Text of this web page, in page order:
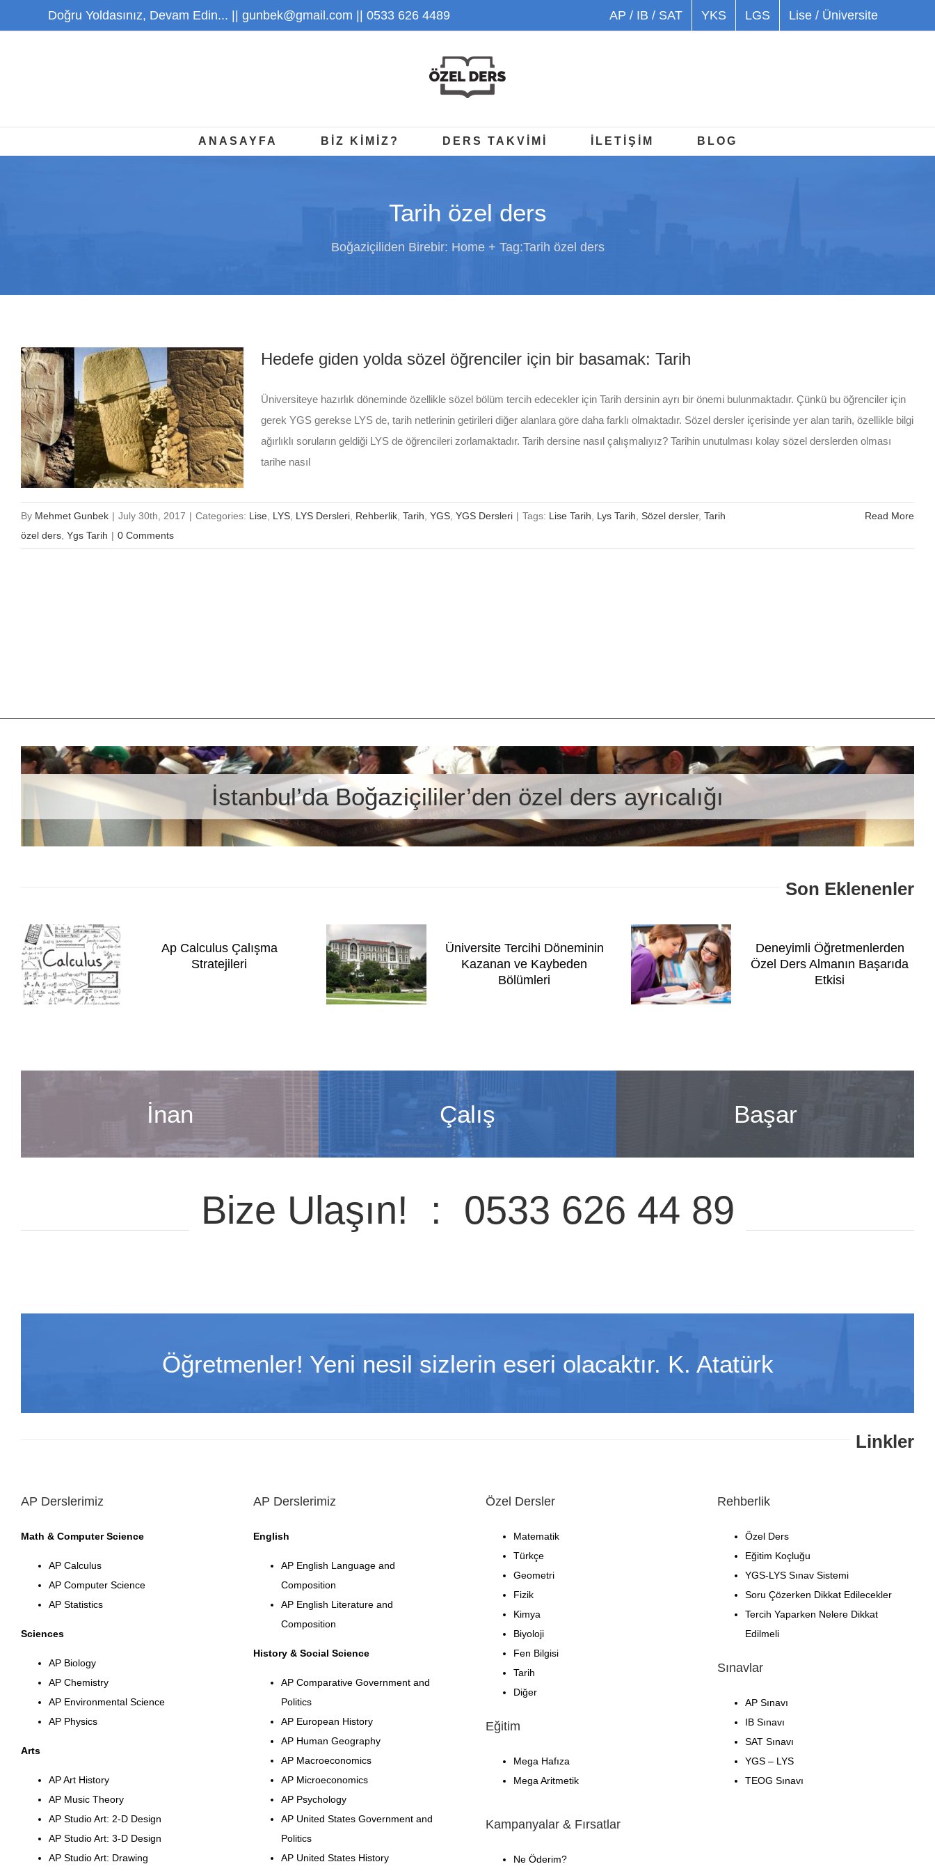
to
Doğru Yoldasınız, Devam Edin... || gunbek@gmail.com || 0533 626 4489 AP / IB / SAT YKS LGS Lise / Üniversite
ANASAYFA BİZ KİMİZ? DERS TAKVİMİ İLETİŞİM BLOG
Tarih özel ders
Boğaziçiliden Birebir: Home Tag:Tarih özel ders
Hedefe giden yolda sözel öğrenciler için bir basamak: Tarih
Üniversiteye hazırlık döneminde özellikle sözel bölüm tercih edecekler için Tarih dersinin ayrı bir önemi bulunmaktadır. Çünkü bu öğrenciler için
gerek YGS gerekse LYS de, tarih netlerinin getirileri diğer alanlara göre daha farklı olmaktadır. Sözel dersler içerisinde yer alan tarih, özellikle bilgi
ağırlıklı soruların geldiği LYS de öğrencileri zorlamaktadır. Tarih dersine nasıl çalışmalıyız? Tarihin unutulması kolay sözel derslerden olması
tarihe nasıl
By Mehmet Gunbek | July 30th, 2017 | Categories: Lise LYS LYS Dersleri Rehberlik Tarih YGS YGS Dersleri | Tags: Lise Tarih Lys Tarih Sözel dersler, Tarih
özel ders Ygs Tarih | 0 Comments
Read More
İstanbul’da Boğaziçililer’den özel ders ayrıcalığı
Son Eklenenler
Ap Calculus Çalışma
Stratejileri
Üniversite Tercihi Döneminin
Kazanan ve Kaybeden
Bölümleri
Deneyimli Öğretmenlerden
Özel Ders Almanın Başarıda
Etkisi
İnan Çalış Başar
Bize Ulaşın! : 0533 626 44 89
Öğretmenler! Yeni nesil sizlerin eseri olacaktır. K. Atatürk
Linkler
AP Derslerimiz
Math & Computer Science
AP Calculus
AP Computer Science
AP Statistics
Sciences
AP Biology
AP Chemistry
AP Environmental Science
AP Physics
Arts
AP Art History
AP Music Theory
AP Studio Art: 2-D Design
AP Studio Art: 3-D Design
AP Studio Art: Drawing
AP Derslerimiz
English
AP English Language and
Composition
AP English Literature and
Composition
History & Social Science
AP Comparative Government and
Politics
AP European History
AP Human Geography
AP Macroeconomics
AP Microeconomics
AP Psychology
AP United States Government and
Politics
AP United States History
Özel Dersler
Matematik
Türkçe
Geometri
Fizik
Kimya
Biyoloji
Fen Bilgisi
Tarih
Diğer
Eğitim
Mega Hafıza
Mega Aritmetik
Kampanyalar & Fırsatlar
Ne Öderim?
Rehberlik
Özel Ders
Eğitim Koçluğu
YGS-LYS Sınav Sistemi
Soru Çözerken Dikkat Edilecekler
Tercih Yaparken Nelere Dikkat
Edilmeli
Sınavlar
AP Sınavı
IB Sınavı
SAT Sınavı
YGS – LYS
TEOG Sınavı